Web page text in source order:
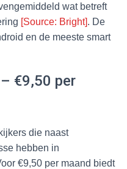
wat betreft
[Source: Bright]. De
en de meeste smart
€9,50 per
die naast
hebben in
€9,50 per maand biedt